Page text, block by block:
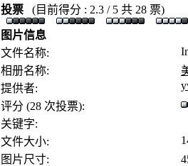
投票
(目前得分 : 2.3 / 5 共 28 票)
图片信息
文件名称:
相册名称:
提供者:
评分 (28 次投票):
关键字:
文件大小:
图片尺寸: